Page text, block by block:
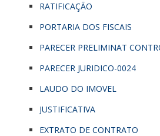
RATIFICAÇÃO
PORTARIA DOS FISCAIS
PARECER PRELIMINAT
PARECER JURIDICO-0024
LAUDO DO IMOVEL
JUSTIFICATIVA
EXTRATO DE CONTRATO